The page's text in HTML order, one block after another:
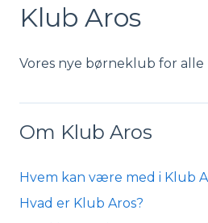
Klub Aros
Vores nye børneklub for alle
Om Klub Aros
Hvem kan være med i Klub
Hvad er Klub Aros?